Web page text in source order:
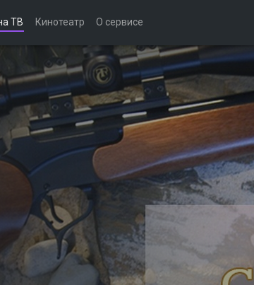
ТВ Кинотеатр О сервисе